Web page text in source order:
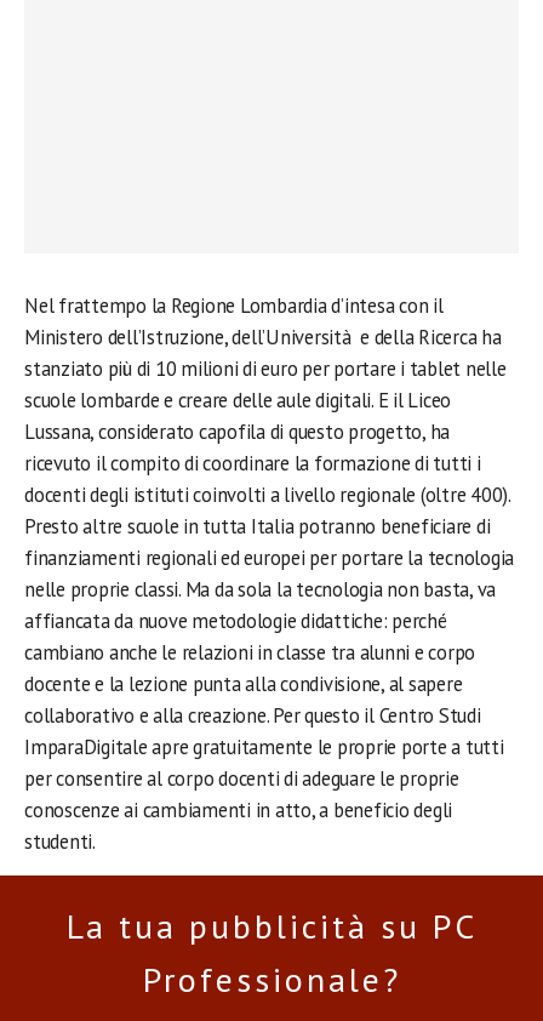
Nel frattempo la Regione Lombardia d’intesa con il
Ministero dell’Istruzione, dell’Università e della Ricerca ha
stanziato più di 10 milioni di euro per portare i tablet nelle
scuole lombarde e creare delle aule digitali. E il Liceo
Lussana, considerato capofila di questo progetto, ha
ricevuto il compito di coordinare la formazione di tutti i
docenti degli istituti coinvolti a livello regionale (oltre 400).
Presto altre scuole in tutta Italia potranno beneficiare di
finanziamenti regionali ed europei per portare la tecnologia
nelle proprie classi. Ma da sola la tecnologia non basta, va
affiancata da nuove metodologie didattiche: perché
cambiano anche le relazioni in classe tra alunni e corpo
docente e la lezione punta alla condivisione, al sapere
collaborativo e alla creazione. Per questo il Centro Studi
ImparaDigitale apre gratuitamente le proprie porte a tutti
per consentire al corpo docenti di adeguare le proprie
conoscenze ai cambiamenti in atto, a beneficio degli
studenti.
La tua pubblicità su PC
Professionale?